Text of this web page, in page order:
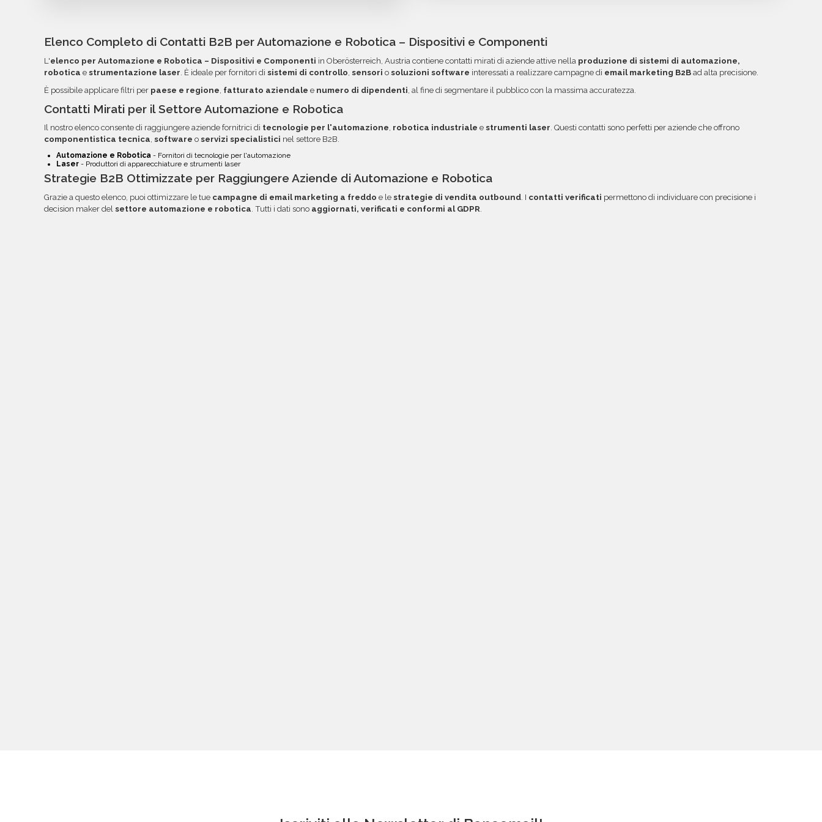
pronti per essere importati nei tuoi strumenti di invio. Ogni campo è
organizzato in colonne per semplificare la lettura, l'ordinamento e
l'utilizzo dei dati. Una volta pronti, troverai file e documentazione nella
ordini. Contattaci per maggiori informazioni su come sfruttare questa
opzione.
Elenco Completo di Contatti B2B per Automazione e Robotica – Dispositivi e Componenti
L'elenco per Automazione e Robotica – Dispositivi e Componenti in Ober­österreich, Austria contiene contatti mirati di aziende attive nella produzione di sistemi di automazione,
robotica e strumentazione laser . È ideale per fornitori di sistemi di controllo sensori o soluzioni software interessati a realizzare campagne di email marketing B2B ad alta precisione.
È possibile applicare filtri per paese e regione fatturato aziendale e numero di dipendenti , al fine di segmentare il pubblico con la massima accuratezza.
Contatti Mirati per il Settore Automazione e Robotica
Il nostro elenco consente di raggiungere aziende fornitrici di tecnologie per l'automazione, robotica industriale e strumenti laser. Questi contatti sono perfetti per aziende che offrono
componentistica tecnica, software o servizi specialistici nel settore B2B.
Automazione e Robotica - Fornitori di tecnologie per l'automazione
Laser - Produttori di apparecchiature e strumenti laser
Strategie B2B Ottimizzate per Raggiungere Aziende di Automazione e Robotica
Grazie a questo elenco, puoi ottimizzare le tue campagne di email marketing a freddo e le strategie di vendita outbound . I contatti verificati permettono di individuare con precisione i
decision maker del settore automazione e robotica . Tutti i dati sono aggiornati, verificati e conformi al GDPR